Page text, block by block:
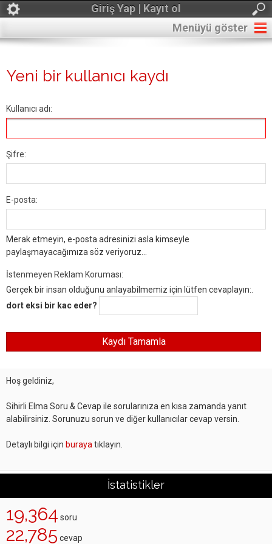
Giriş Yap | Kayıt ol
Menüyü göster
Yeni bir kullanıcı kaydı
Kullanıcı adı:
Şifre:
E-posta:
Merak etmeyin, e-posta adresinizi asla kimseyle
paylaşmayacağımıza söz veriyoruz...
İstenmeyen Reklam Koruması:
Gerçek bir insan olduğunu anlayabilmemiz için lütfen cevaplayın:.
dort eksi bir kac eder?
Hoş geldiniz,
Sihirli Elma Soru & Cevap ile sorularınıza en kısa zamanda yanıt
alabilirsiniz. Sorunuzu sorun ve diğer kullanıcılar cevap versin.
Detaylı bilgi için buraya tıklayın.
İstatistikler
19,364 soru
22,785 cevap